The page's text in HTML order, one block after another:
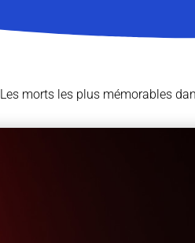
Les morts les plus mémorables